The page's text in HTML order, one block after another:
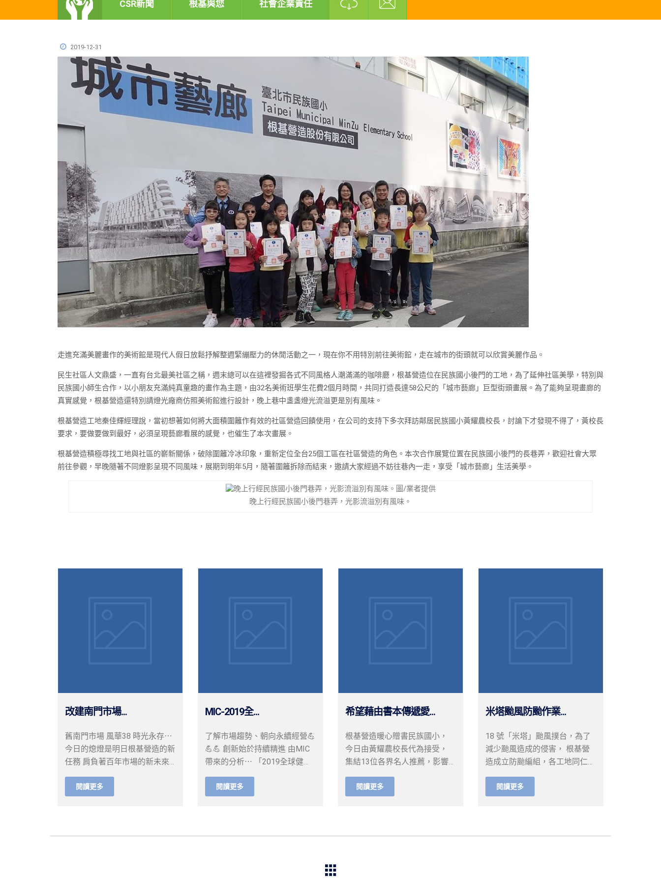
CSR新聞 根基與您 社會企業責任
2019-12-31
走進充滿美麗畫作的美術館是現代人假日放鬆抒解整週緊繃壓力的休閒活動之一，現在你不用特別前往美術館，走在城市的街頭就可以欣賞美麗作品。
民生社區人文鼎盛，一直有台北最美社區之稱，週末總可以在這裡發掘各式不同風格人潮滿滿的咖啡廳，根基營造位在民族國小後門的工地，為了延伸社區美學，特別與
民族國小師生合作，以小朋友充滿純真童趣的畫作為主題，由32名美術班學生花費2個月時間，共同打造長達58公尺的「城市藝廊」巨型街頭畫展。為了能夠呈現畫廊的
真實感覺，根基營造還特別請燈光廠商仿照美術館進行設計，晚上巷中盞盞燈光流溢更是別有風味。
根基營造工地秦佳輝經理說，當初想著如何將大面積圍籬作有效的社區營造回饋使用，在公司的支持下多次拜訪鄰居民族國小黃耀農校長，討論下才發現不得了，黃校長
要求，要做要做到最好，必須呈現藝廊看展的感覺，也催生了本次畫展。
根基營造積極尋找工地與社區的嶄新關係，破除圍籬冷冰印象，重新定位全台25個工區在社區營造的角色。本次合作展覽位置在民族國小後門的長巷弄，歡迎社會大眾
前往參觀，早晚隨著不同燈影呈現不同風味，展期到明年5月，隨著圍籬拆除而結束，邀請大家經過不妨往巷內一走，享受「城市藝廊」生活美學。
晚上行經民族國小後門巷弄，光影流溢別有風味。
改建南門市場...
舊南門市場 風華38 時光永存⋯
今日的熄燈是明日根基營造的新
任務 肩負著百年市場的新未來
閱讀更多
MIC-2019全...
了解市場趨勢、朝向永續經營💪
💪💪 創新始於持續精進 由MIC
帶來的分析⋯ 「2019全球健康
閱讀更多
希望藉由書本傳遞愛...
根基營造暖心贈書民族國小，
今日由黃耀農校長代為接受，
集結13位各界名人推薦，影響
閱讀更多
米塔颱風防颱作業...
18 號「米塔」颱風撲台，為了
減少颱風造成的侵害， 根基營
造成立防颱編組，各工地同仁周
閱讀更多